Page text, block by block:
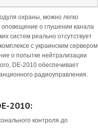
охраны, можно легко
оповещение о глушении канала
систем реально отсутствует
с украинским сервером
о попытке нейтрализации
DE-2010 обеспечивает
радиоуправления.
2010:
контроля до